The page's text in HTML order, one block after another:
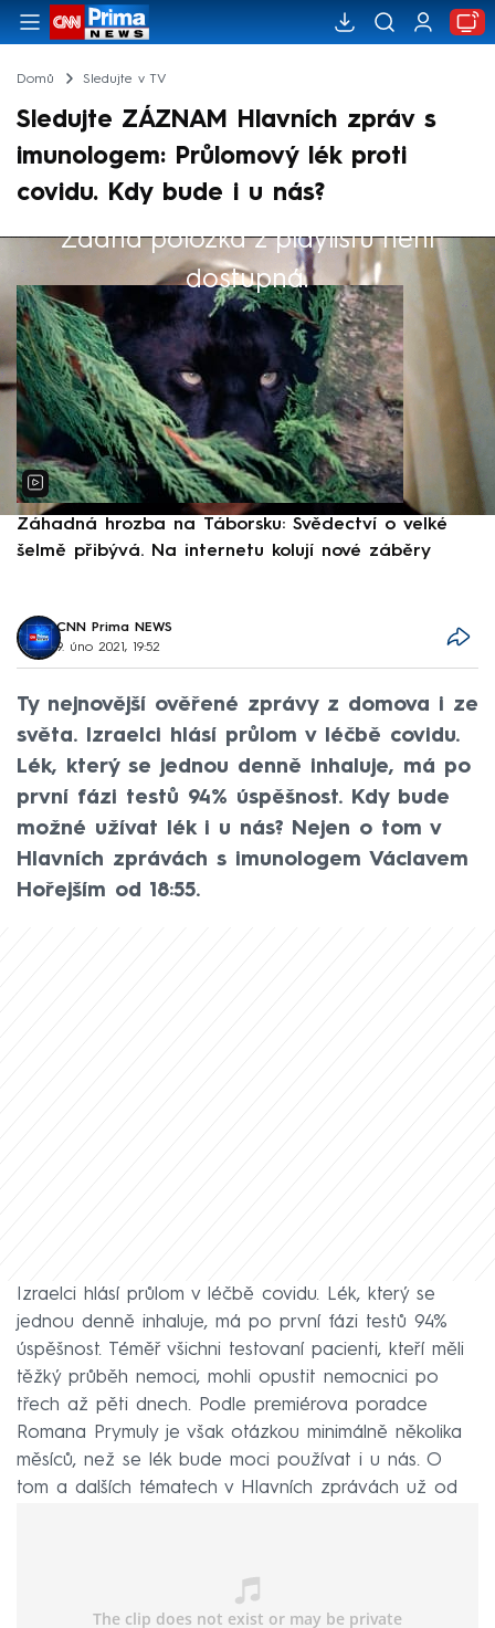
Domů Sledujte v TV
Sledujte ZÁZNAM Hlavních zpráv s
imunologem: Průlomový lék proti
covidu. Kdy bude i u nás?
Žádná položka z playlistu není
dostupná.
Výběr redakce
Záhadná hrozba na Táborsku: Svědectví o velké
šelmě přibývá. Na internetu kolují nové záběry
CNN Prima NEWS
9. úno 2021, 19:52
Ty nejnovější ověřené zprávy z domova i ze
světa. Izraelci hlásí průlom v léčbě covidu.
Lék, který se jednou denně inhaluje, má po
první fázi testů 94% úspěšnost. Kdy bude
možné užívat lék i u nás? Nejen o tom v
Hlavních zprávách s imunologem Václavem
Hořejším od 18:55.
Izraelci hlásí průlom v léčbě covidu. Lék, který se
jednou denně inhaluje, má po první fázi testů 94%
úspěšnost. Téměř všichni testovaní pacienti, kteří měli
těžký průběh nemoci, mohli opustit nemocnici po
třech až pěti dnech. Podle premiérova poradce
Romana Prymuly je však otázkou minimálně několika
měsíců, než se lék bude moci používat i u nás. O
tom a dalších tématech v Hlavních zprávách už od